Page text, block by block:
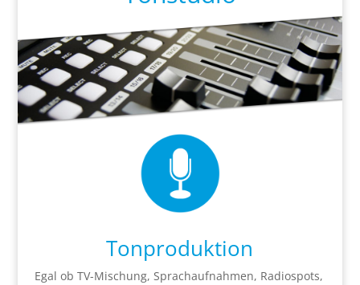
Tonproduktion
Egal ob TV-Mischung, Sprachaufnahmen, Radiospots,